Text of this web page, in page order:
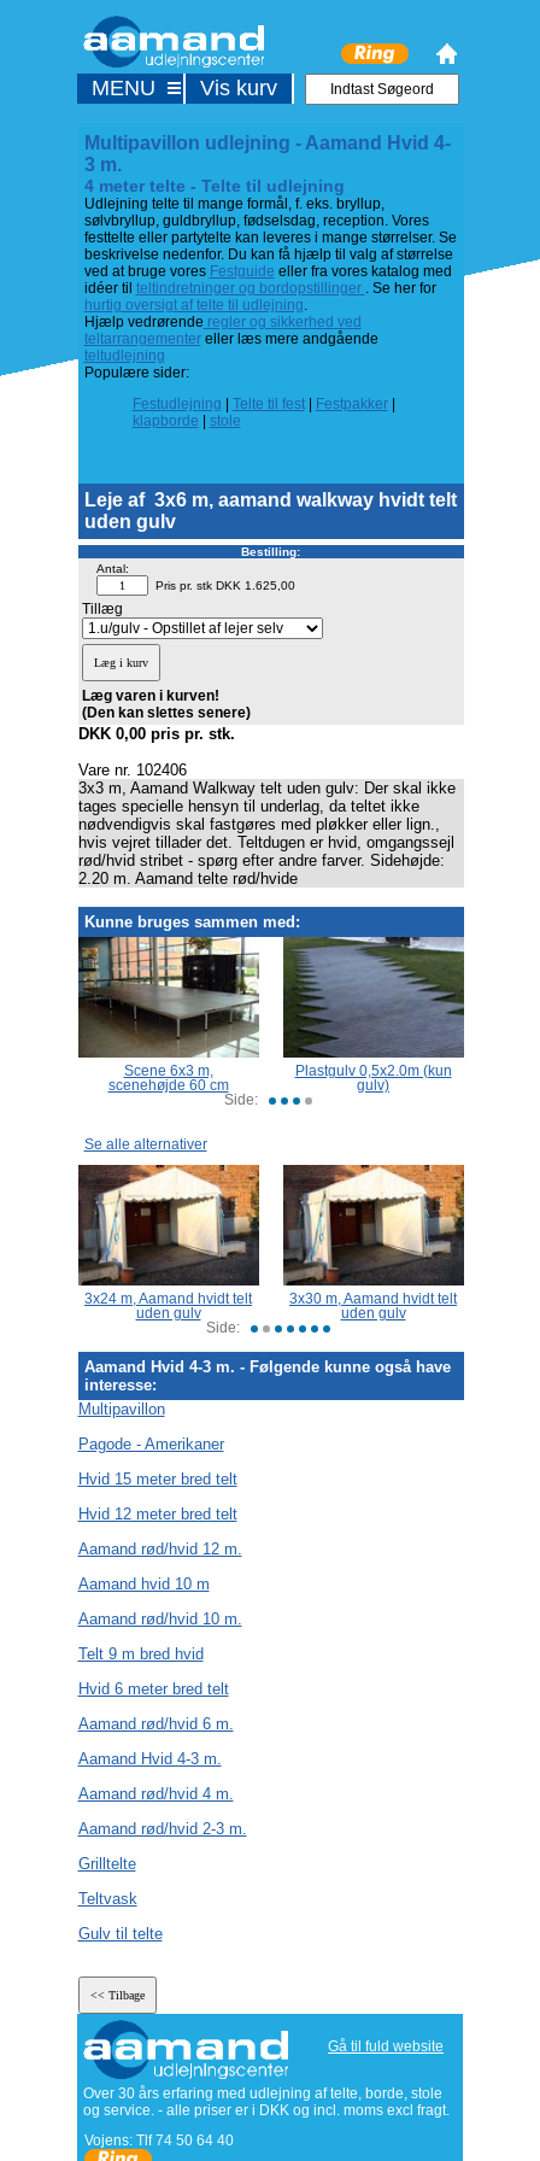
Multipavillon udlejning - Aamand Hvid 4-
3 m.
4 meter telte - Telte til udlejning
Udlejning telte til mange formål, f. eks. bryllup,
sølvbryllup, guldbryllup, fødselsdag, reception. Vores
festtelte eller partytelte kan leveres i mange størrelser. Se
beskrivelse nedenfor. Du kan få hjælp til valg af størrelse
ved at bruge vores Festguide eller fra vores katalog med
idéer til teltindretninger og bordopstillinger . Se her for
hurtig oversigt af telte til udlejning.
Hjælp vedrørende regler og sikkerhed ved
teltarrangementereller læs mere andgående
teltudlejning
Populære sider:
Festudlejning
Telte til fest| Festpakker|
klapborde
stole
Leje af 3x6 m, aamand walkway hvidt telt
uden gulv
Bestilling:
Antal:
Pris pr. stk DKK 1.625,00
Tillæg
Læg varen i kurven!
(Den kan slettes senere)
DKK 0,00 pris pr. stk.
Vare nr. 102406
3x3 m, Aamand Walkway telt uden gulv: Der skal ikke
tages specielle hensyn til underlag, da teltet ikke
nødvendigvis skal fastgøres med pløkker eller lign.,
hvis vejret tillader det. Teltdugen er hvid, omgangssejl
rød/hvid stribet - spørg efter andre farver. Sidehøjde:
2.20 m. Aamand telte rød/hvide
Kunne bruges sammen med:
Se alle alternativer
Aamand Hvid 4-3 m. - Følgende kunne også have
interesse:
Multipavillon
Pagode - Amerikaner
Hvid 15 meter bred telt
Hvid 12 meter bred telt
Aamand rød/hvid 12 m.
Aamand hvid 10 m
Aamand rød/hvid 10 m.
Telt 9 m bred hvid
Hvid 6 meter bred telt
Aamand rød/hvid 6 m.
Aamand Hvid 4-3 m.
Aamand rød/hvid 4 m.
Aamand rød/hvid 2-3 m.
Grilltelte
Teltvask
Gulv til telte
Gå til fuld website
Over 30 års erfaring med udlejning af telte, borde, stole
og service. - alle priser er i DKK og incl. moms excl fragt.
Vojens: Tlf74 50 64 40
MENU Vis kurv
Scene 6x3 m,
scenehøjde 60 cm
Plastgulv 0,5x2.0m (kun
gulv)
Side:
3x24 m, Aamand hvidt telt
uden gulv
3x30 m, Aamand hvidt telt
uden gulv
Side: